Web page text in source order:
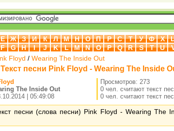
Е Ж З И К Л М Н О П Р С Т У Ф Х
F G H I J K L M N O P Q R S T U
Floyd / Wearing The Inside Out
Текст песни Pink Floyd - Wearing The Inside
The Inside Out
| 05:49:08
Просмотров: 273
0 чел. считают текст
0 чел. считают текст
песни (слова песни) Pink Floyd - Wearing The